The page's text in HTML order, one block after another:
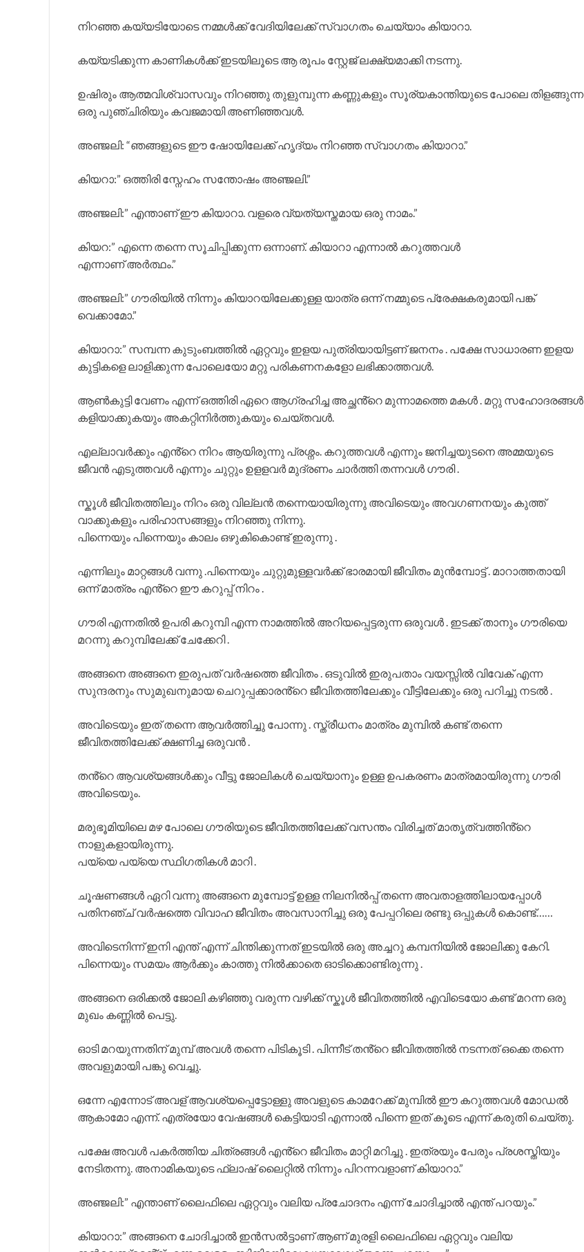
നിറഞ്ഞ കയ്യടിയോടെ നമ്മൾക്ക് വേദിയിലേക്ക് സ്വാഗതം ചെയ്യാം കിയാറാ.
കയ്യടിക്കുന്ന കാണികൾക്ക് ഇടയിലൂടെ ആ രൂപം സ്റ്റേജ് ലക്ഷ്യമാക്കി നടന്നു.
ഉഷിരും ആത്മവിശ്വാസവും നിറഞ്ഞു തുളുമ്പുന്ന കണ്ണുകളും സൂര്യകാന്തിയുടെ പോലെ തിളങ്ങുന്ന
ഒരു പുഞ്ചിരിയും കവജമായി അണിഞ്ഞവൾ.
അഞ്ജലി: “ഞങ്ങളുടെ ഈ ഷോയിലേക്ക് ഹൃദ്യം നിറഞ്ഞ സ്വാഗതം കിയാറാ.”
കിയറാ:” ഒത്തിരി സ്നേഹം സന്തോഷം അഞ്ജലി.”
അഞ്ജലി:” എന്താണ് ഈ കിയാറാ. വളരെ വ്യത്യസ്തമായ ഒരു നാമം.”
കിയറ:” എന്നെ തന്നെ സൂചിപ്പിക്കുന്ന ഒന്നാണ്. കിയാറാ എന്നാൽ കറുത്തവൾ
എന്നാണ് അർത്ഥം.”
അഞ്ജലി:” ഗൗരിയിൽ നിന്നും കിയാറയിലേക്കുള്ള യാത്ര ഒന്ന് നമ്മുടെ പ്രേക്ഷകരുമായി പങ്ക്
വെക്കാമോ.”
കിയാറാ:” സമ്പന്ന കുടുംബത്തിൽ ഏറ്റവും ഇളയ പുത്രിയായിട്ടണ് ജനനം . പക്ഷേ സാധാരണ ഇളയ
കുട്ടികളെ ലാളിക്കുന്ന പോലെയോ മറ്റു പരികണനകളോ ലഭിക്കാത്തവൾ.
ആൺകുട്ടി വേണം എന്ന് ഒത്തിരി ഏറെ ആഗ്രഹിച്ച അച്ഛൻ്റെ മുന്നാമത്തെ മകൾ . മറ്റു സഹോദരങ്ങൾ
കളിയാക്കുകയും അകറ്റിനിർത്തുകയും ചെയ്തവൾ.
എല്ലാവർക്കും എൻ്റെ നിറം ആയിരുന്നു പ്രശ്നം. കറുത്തവൾ എന്നും ജനിച്ചയുടനെ അമ്മയുടെ
ജീവൻ എടുത്തവൾ എന്നും ചുറ്റും ഉളളവർ മുദ്രണം ചാർത്തി തന്നവൾ ഗൗരി .
സ്കൂൾ ജീവിതത്തിലും നിറം ഒരു വില്ലൻ തന്നെയായിരുന്നു അവിടെയും അവഗണനയും കുത്ത്
വാക്കുകളും പരിഹാസങ്ങളും നിറഞ്ഞു നിന്നു.
പിന്നെയും പിന്നെയും കാലം ഒഴുകികൊണ്ട് ഇരുന്നു .
എന്നിലും മാറ്റങ്ങൾ വന്നു .പിന്നെയും ചുറ്റുമുള്ളവർക്ക് ഭാരമായി ജീവിതം മുൻമ്പോട്ട് . മാറാത്തതായി
ഒന്ന് മാത്രം എൻ്റെ ഈ കറുപ്പ് നിറം .
ഗൗരി എന്നതിൽ ഉപരി കറുമ്പി എന്ന നാമത്തിൽ അറിയപ്പെട്ടരുന്ന ഒരുവൾ . ഇടക്ക് താനും ഗൗരിയെ
മറന്നു കറുമ്പിലേക്ക് ചേക്കേറി .
അങ്ങനെ അങ്ങനെ ഇരുപത് വർഷത്തെ ജീവിതം . ഒടുവിൽ ഇരുപതാം വയസ്സിൽ വിവേക് എന്ന
സുന്ദരനും സുമുഖനുമായ ചെറുപ്പക്കാരൻ്റെ ജീവിതത്തിലേക്കും വീട്ടിലേക്കും ഒരു പറിച്ചു നടൽ .
അവിടെയും ഇത് തന്നെ ആവർത്തിച്ചു പോന്നു . സ്ത്രീധനം മാത്രം മുമ്പിൽ കണ്ട് തന്നെ
ജീവിതത്തിലേക്ക് ക്ഷണിച്ച ഒരുവൻ .
തൻ്റെ ആവശ്യങ്ങൾക്കും വീട്ടു ജോലികൾ ചെയ്യാനും ഉള്ള ഉപകരണം മാത്രമായിരുന്നു ഗൗരി
അവിടെയും.
മരുഭൂമിയിലെ മഴ പോലെ ഗൗരിയുടെ ജീവിതത്തിലേക്ക് വസന്തം വിരിച്ചത് മാതൃത്വത്തിൻ്റെ
നാളുകളായിരുന്നു.
പയ്യെ പയ്യെ സ്ഥിഗതികൾ മാറി .
ചൂഷണങ്ങൾ ഏറി വന്നു അങ്ങനെ മുമ്പോട്ട് ഉള്ള നിലനിൽപ്പ് തന്നെ അവതാളത്തിലായപ്പോൾ
പതിനഞ്ച് വർഷത്തെ വിവാഹ ജീവിതം അവസാനിച്ചു ഒരു പേപ്പറിലെ രണ്ടു ഒപ്പുകൾ കൊണ്ട്……
അവിടെനിന്ന് ഇനി എന്ത് എന്ന് ചിന്തിക്കുന്നത് ഇടയിൽ ഒരു അച്ചറു കമ്പനിയിൽ ജോലിക്കു കേറി.
പിന്നെയും സമയം ആർക്കും കാത്തു നിൽക്കാതെ ഓടിക്കൊണ്ടിരുന്നു .
അങ്ങനെ ഒരിക്കൽ ജോലി കഴിഞ്ഞു വരുന്ന വഴിക്ക് സ്കൂൾ ജീവിതത്തിൽ എവിടെയോ കണ്ട് മറന്ന ഒരു
മുഖം കണ്ണിൽ പെട്ടു.
ഓടി മറയുന്നതിന് മുമ്പ് അവൾ തന്നെ പിടികൂടി . പിന്നീട് തൻ്റെ ജീവിതത്തിൽ നടന്നത് ഒക്കെ തന്നെ
അവളുമായി പങ്കു വെച്ചു.
ഒന്നേ എന്നോട് അവള് ആവശ്യപ്പെട്ടോള്ളു അവളുടെ കാമറേക്ക് മുമ്പിൽ ഈ കറുത്തവൾ മോഡൽ
ആകാമോ എന്ന്. എത്രയോ വേഷങ്ങൾ കെട്ടിയാടി എന്നാൽ പിന്നെ ഇത് കൂടെ എന്ന് കരുതി ചെയ്തു.
പക്ഷേ അവൾ പകർത്തിയ ചിത്രങ്ങൾ എൻ്റെ ജീവിതം മാറ്റി മറിച്ചു . ഇത്രയും പേരും പ്രശസ്തിയും
നേടിതന്നു. അനാമികയുടെ ഫ്ലാഷ് ലൈറ്റിൽ നിന്നും പിറന്നവളാണ് കിയാറാ.”
അഞ്ജലി:” എന്താണ് ലൈഫിലെ ഏറ്റവും വലിയ പ്രചോദനം എന്ന് ചോദിച്ചാൽ എന്ത് പറയും.”
കിയാറാ:” അങ്ങനെ ചോദിച്ചാൽ ഇൻസൽട്ടാണ് ആണ് മുരളി ലൈഫിലെ ഏറ്റവും വലിയ